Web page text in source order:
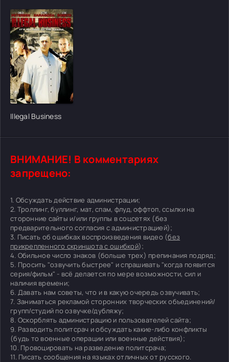
Illegal Business
ВНИМАНИЕ! В комментариях
запрещено:
1. Обсуждать действие администрации;
2. Троллинг, буллинг, мат, спам, флуд, оффтоп, ссылки на
сторонние сайты и/или группы в соцсетях (без
предварительного согласия с администрацией);
3. Писать об ошибках воспроизведения видео (без
прикрепленного скриншота с ошибкой);
4. Обильное число знаков (больше трех) препинания подряд;
5. Просить "озвучить быстрее" и спрашивать "когда появится
серия/фильм" - всё делается по мере возможности, сил и
наличия времени;
6. Давать нам советы, что и в какую очередь озвучивать;
7. Заниматься рекламой сторонних творческих объединений/
групп/студий по озвучке/дубляжу;
8. Оскорблять администрацию и пользователей сайта;
9. Разводить политсрач и обсуждать какие-либо конфликты
(будь то военные операции или военные действия);
10. Провоцировать на разведение политсрача;
11. Писать сообщения на языках отличных от русского.